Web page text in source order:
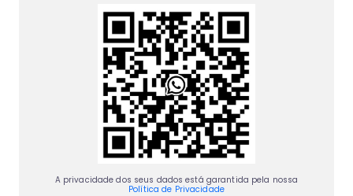
A privacidade dos seus dados está garantida pela nossa
Política de Privacidade